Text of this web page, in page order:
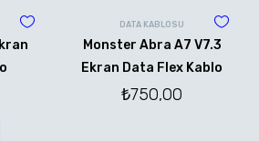
DATA KABLOSU
Monster Abra A7 V7.3
Ekran Data Flex Kablo
₺750,00